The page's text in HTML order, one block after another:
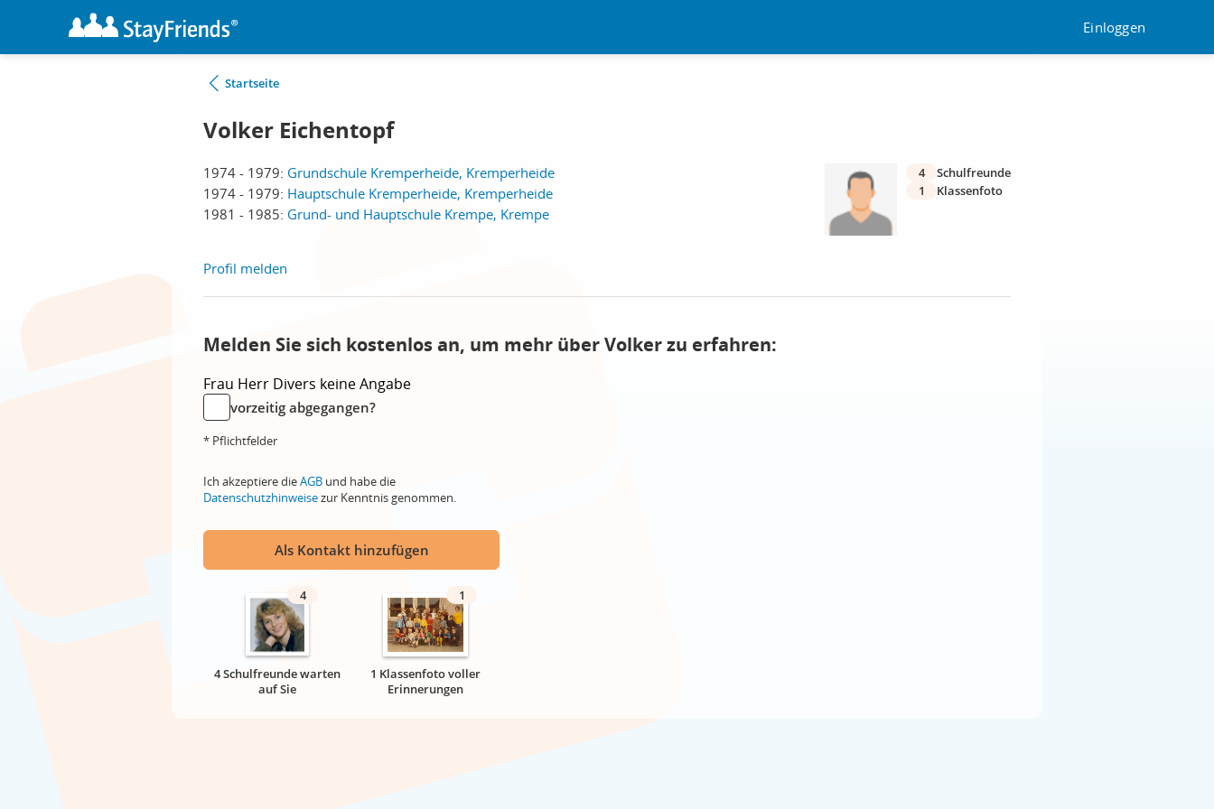
Einloggen
Startseite
Volker Eichentopf
1974 - 1979: Grundschule Kremperheide, Kremperheide
1974 - 1979: Hauptschule Kremperheide, Kremperheide
1981 - 1985: Grund- und Hauptschule Krempe, Krempe
4
Schulfreunde
1
Klassenfoto
Profil melden
Melden Sie sich kostenlos an, um mehr über Volker zu erfahren:
Frau Herr Divers keine Angabe
vorzeitig abgegangen?
* Pflichtfelder
Ich akzeptiere dieAGB und habe die
Datenschutzhinweisezur Kenntnis genommen.
Als Kontakt hinzufügen
4
4 Schulfreunde warten
auf Sie
1
1 Klassenfoto voller
Erinnerungen